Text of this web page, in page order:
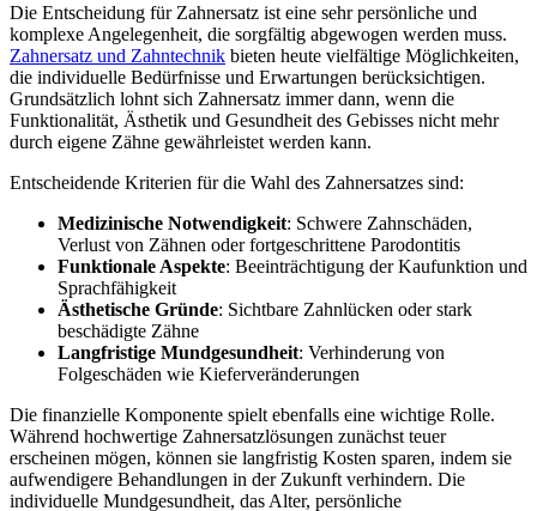
Die Entscheidung für Zahnersatz ist eine sehr persönliche und
komplexe Angelegenheit, die sorgfältig abgewogen werden muss.
Zahnersatz und Zahntechnik bieten heute vielfältige Möglichkeiten,
die individuelle Bedürfnisse und Erwartungen berücksichtigen.
Grundsätzlich lohnt sich Zahnersatz immer dann, wenn die
Funktionalität, Ästhetik und Gesundheit des Gebisses nicht mehr
durch eigene Zähne gewährleistet werden kann.
Entscheidende Kriterien für die Wahl des Zahnersatzes sind:
Medizinische Notwendigkeit: Schwere Zahnschäden,
Verlust von Zähnen oder fortgeschrittene Parodontitis
Funktionale Aspekte: Beeinträchtigung der Kaufunktion und
Sprachfähigkeit
Ästhetische Gründe: Sichtbare Zahnlücken oder stark
beschädigte Zähne
Langfristige Mundgesundheit: Verhinderung von
Folgeschäden wie Kieferveränderungen
Die finanzielle Komponente spielt ebenfalls eine wichtige Rolle.
Während hochwertige Zahnersatzlösungen zunächst teuer
erscheinen mögen, können sie langfristig Kosten sparen, indem sie
aufwendigere Behandlungen in der Zukunft verhindern. Die
individuelle Mundgesundheit, das Alter, persönliche